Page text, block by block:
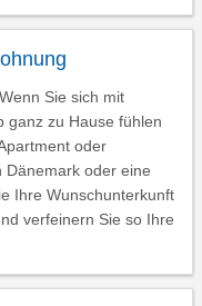
Sie sich mit
ganz zu Hause fühlen
oder
Dänemark oder eine
Ihre Wunschunterkunft
verfeinern Sie so Ihre